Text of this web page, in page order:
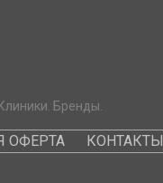
Бренды.
ОФЕРТА КОНТАКТЫ